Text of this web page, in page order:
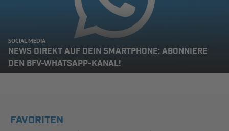
SOCIAL MEDIA
NEWS DIREKT AUF DEIN SMARTPHONE: ABONNIERE
DEN BFV-WHATSAPP-KANAL!
FAVORITEN